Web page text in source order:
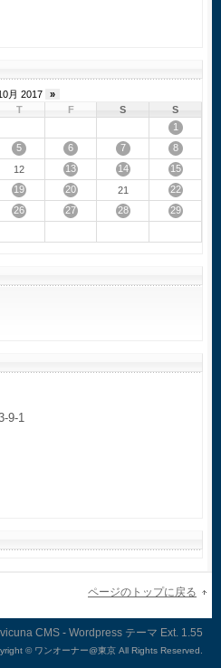
月 2017
»
T F S
S
1
5 6 7
8
12 13 14
15
19 20 21
22
26 27 28
29
9-1
ページのトップに戻る
vicuna CMS - Wordpress テーマ Ext.
© ワンオーナー@東京 All Rights Reserved.